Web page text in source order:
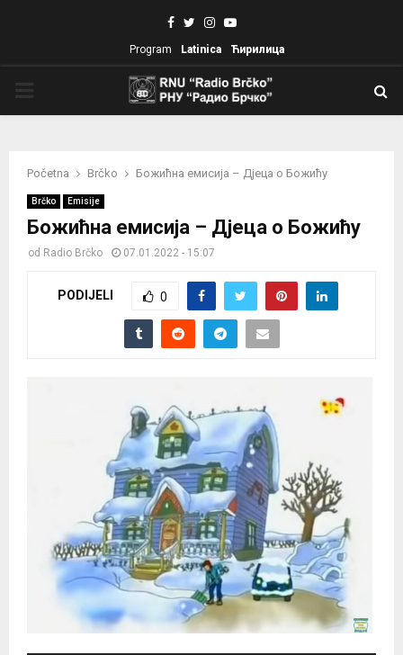
Facebook
TwitterInstagram
Youtube
Program Latinica Ћирилица
Početna Brčko Божићна емисија – Дјеца о Божићу
Brčko Emisije
Божићна емисија – Дјеца о Божићу
od Radio Brčko 07.01.2022 - 15:07
PODIJELI 0